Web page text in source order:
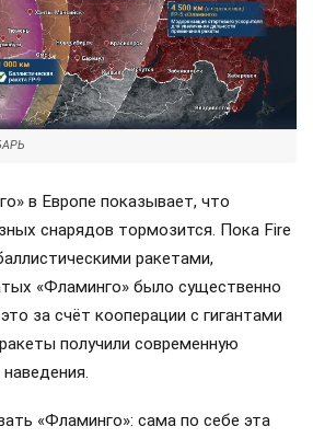
в Европе показывает, что
снарядов тормозится. Пока Fire
ракетами,
«Фламинго» было существенно
за счёт кооперации с гигантами
получили современную
«Фламинго»: сама по себе эта